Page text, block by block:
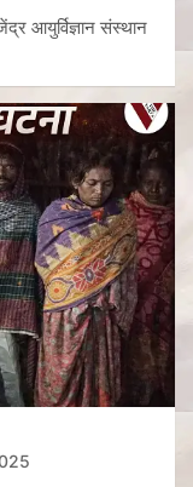
आयुर्विज्ञान संस्थान